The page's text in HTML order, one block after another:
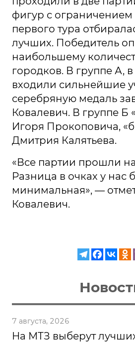
фигур с ограничением
первого тура
лучших. Победитель
наибольшему
городков. В группе А,
входили сильнейшие
серебряную медаль
Ковалевич. В группе Б
Игоря Прокоповича,
Дмитрия Калятьева.
«Все партии прошли
Разница в очках у нас
минимальная», —
Ковалевич.
7 августа, 2026
На МТЗ выберут